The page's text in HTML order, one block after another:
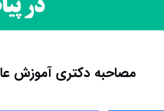
مصاحبه دکتری آموزش